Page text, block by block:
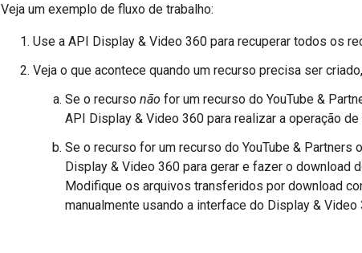
Veja um exemplo de fluxo de trabalho:
Use a API Display & Video 360 para recuperar todos os
Veja o que acontece quando um recurso precisa ser
Se o recurso não for um recurso do YouTube &
API Display & Video 360 para realizar a operação
Se o recurso for um recurso do YouTube & Partners
Display & Video 360 para gerar e fazer o download
Modifique os arquivos transferidos por download
manualmente usando a interface do Display & Video